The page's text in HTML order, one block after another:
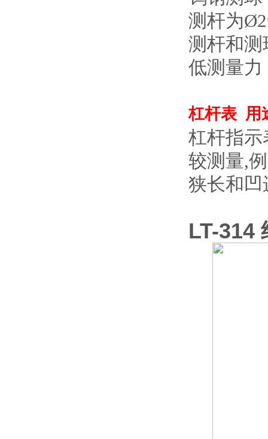
测杆为
测杆和
低测量
杠杆表 用
杠杆指
较测量,
狭长和
LT-314